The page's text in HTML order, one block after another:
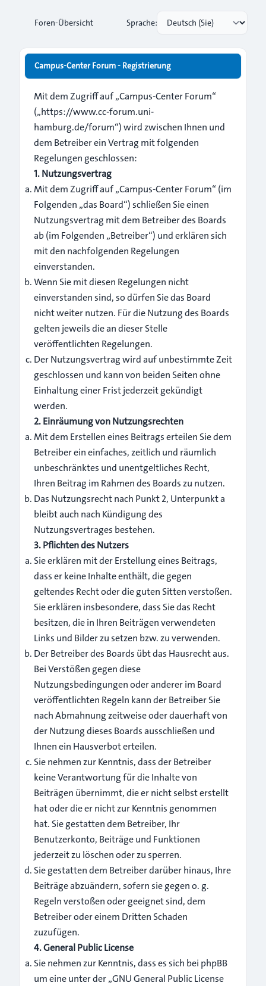
Foren-Übersicht Sprache:
Campus-Center Forum - Registrierung
Mit dem Zugriff auf „Campus-Center Forum“
(„https://www.cc-forum.uni-
hamburg.de/forum“) wird zwischen Ihnen und
dem Betreiber ein Vertrag mit folgenden
Regelungen geschlossen:
1. Nutzungsvertrag
Mit dem Zugriff auf „Campus-Center Forum“ (im
Folgenden „das Board“) schließen Sie einen
Nutzungsvertrag mit dem Betreiber des Boards
ab (im Folgenden „Betreiber“) und erklären sich
mit den nachfolgenden Regelungen
einverstanden.
Wenn Sie mit diesen Regelungen nicht
einverstanden sind, so dürfen Sie das Board
nicht weiter nutzen. Für die Nutzung des Boards
gelten jeweils die an dieser Stelle
veröffentlichten Regelungen.
Der Nutzungsvertrag wird auf unbestimmte Zeit
geschlossen und kann von beiden Seiten ohne
Einhaltung einer Frist jederzeit gekündigt
werden.
2. Einräumung von Nutzungsrechten
Mit dem Erstellen eines Beitrags erteilen Sie dem
Betreiber ein einfaches, zeitlich und räumlich
unbeschränktes und unentgeltliches Recht,
Ihren Beitrag im Rahmen des Boards zu nutzen.
Das Nutzungsrecht nach Punkt 2, Unterpunkt a
bleibt auch nach Kündigung des
Nutzungsvertrages bestehen.
3. Pflichten des Nutzers
Sie erklären mit der Erstellung eines Beitrags,
dass er keine Inhalte enthält, die gegen
geltendes Recht oder die guten Sitten verstoßen.
Sie erklären insbesondere, dass Sie das Recht
besitzen, die in Ihren Beiträgen verwendeten
Links und Bilder zu setzen bzw. zu verwenden.
Der Betreiber des Boards übt das Hausrecht aus.
Bei Verstößen gegen diese
Nutzungsbedingungen oder anderer im Board
veröffentlichten Regeln kann der Betreiber Sie
nach Abmahnung zeitweise oder dauerhaft von
der Nutzung dieses Boards ausschließen und
Ihnen ein Hausverbot erteilen.
Sie nehmen zur Kenntnis, dass der Betreiber
keine Verantwortung für die Inhalte von
Beiträgen übernimmt, die er nicht selbst erstellt
hat oder die er nicht zur Kenntnis genommen
hat. Sie gestatten dem Betreiber, Ihr
Benutzerkonto, Beiträge und Funktionen
jederzeit zu löschen oder zu sperren.
Sie gestatten dem Betreiber darüber hinaus, Ihre
Beiträge abzuändern, sofern sie gegen o. g.
Regeln verstoßen oder geeignet sind, dem
Betreiber oder einem Dritten Schaden
zuzufügen.
4. General Public License
Sie nehmen zur Kenntnis, dass es sich bei phpBB
um eine unter der „GNU General Public License